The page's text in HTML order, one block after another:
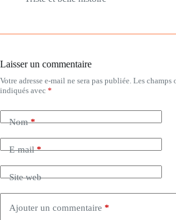
Laisser un commentaire
Votre adresse e-mail ne sera pas publiée. Les champs
indiqués avec *
Nom*
E-mail*
Site web
Ajouter un commentaire *